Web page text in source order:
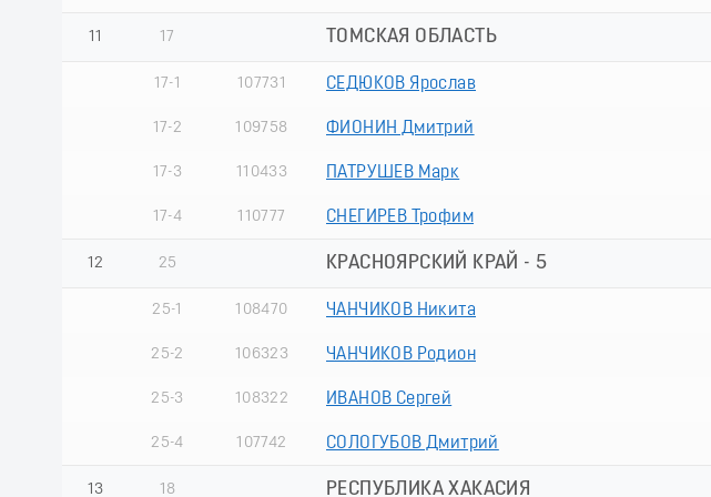
11 17 ТОМСКАЯ ОБЛАСТЬ
17-1 107731 СЕДЮКОВ Ярослав
17-2 109758 ФИОНИН Дмитрий
17-3 110433 ПАТРУШЕВ Марк
17-4 110777 СНЕГИРЕВ Трофим
12 25 КРАСНОЯРСКИЙ КРАЙ - 5
25-1 108470 ЧАНЧИКОВ Никита
25-2 106323 ЧАНЧИКОВ Родион
25-3 108322 ИВАНОВ Сергей
25-4 107742 СОЛОГУБОВ Дмитрий
13 18 РЕСПУБЛИКА ХАКАСИЯ